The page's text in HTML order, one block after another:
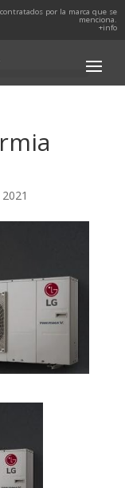
por la marca que se
menciona.
+info